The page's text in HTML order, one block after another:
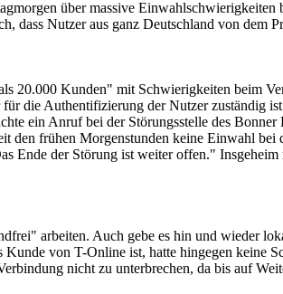
über massive
dass Nutzer aus ganz Deutschland von dem
20.000 Kunden" mit Schwierigkeiten beim
die Authentifizierung der Nutzer zuständig
ein Anruf bei der Störungsstelle des
frühen Morgenstunden keine Einwahl
Ende der Störung ist weiter offen."
arbeiten. Auch gebe es hin und wieder
von T-Online ist, hatte hingegen keine
nicht zu unterbrechen, da bis auf